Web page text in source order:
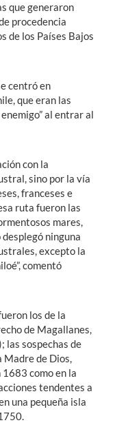
que generaron
procedencia
de los Países Bajos
centró en
que eran las
al entrar al
con la
sino por la vía
franceses e
ruta fueron las
mares,
ninguna
excepto la
comentó
los de la
de Magallanes,
las sospechas de
Madre de Dios,
como en la
tendentes a
una pequeña isla